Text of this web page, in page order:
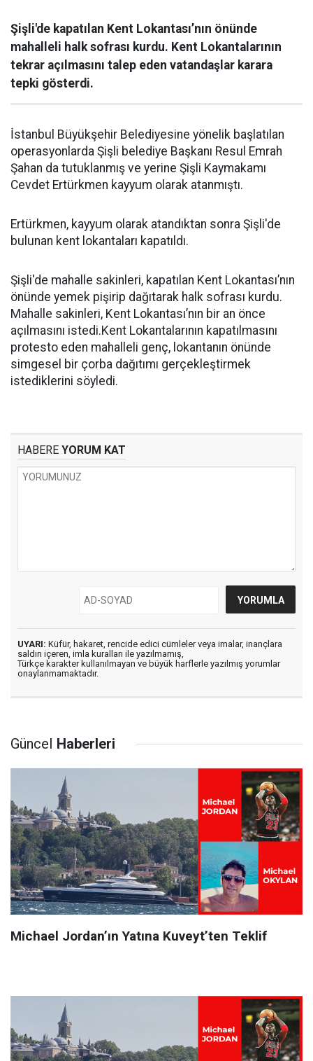
Şişli'de kapatılan Kent Lokantası’nın önünde
mahalleli halk sofrası kurdu. Kent Lokantalarının
tekrar açılmasını talep eden vatandaşlar karara
tepki gösterdi.
İstanbul Büyükşehir Belediyesine yönelik başlatılan
operasyonlarda Şişli belediye Başkanı Resul Emrah
Şahan da tutuklanmış ve yerine Şişli Kaymakamı
Cevdet Ertürkmen kayyum olarak atanmıştı.
Ertürkmen, kayyum olarak atandıktan sonra Şişli'de
bulunan kent lokantaları kapatıldı.
Şişli'de mahalle sakinleri, kapatılan Kent Lokantası’nın
önünde yemek pişirip dağıtarak halk sofrası kurdu.
Mahalle sakinleri, Kent Lokantası’nın bir an önce
açılmasını istedi.Kent Lokantalarının kapatılmasını
protesto eden mahalleli genç, lokantanın önünde
simgesel bir çorba dağıtımı gerçekleştirmek
istediklerini söyledi.
HABERE YORUM KAT
UYARI: Küfür, hakaret, rencide edici cümleler veya imalar, inançlara
saldırı içeren, imla kuralları ile yazılmamış,
Türkçe karakter kullanılmayan ve büyük harflerle yazılmış yorumlar
onaylanmamaktadır.
Güncel Haberleri
Michael Jordan’ın Yatına Kuveyt’ten Teklif